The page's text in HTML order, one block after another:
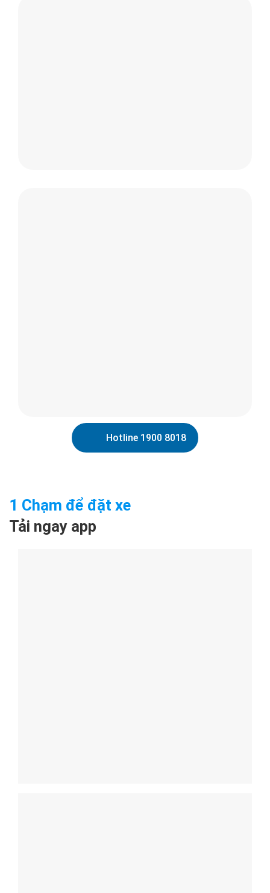
Hotline 1900 8018
1 Chạm để đặt xe
Tải ngay app